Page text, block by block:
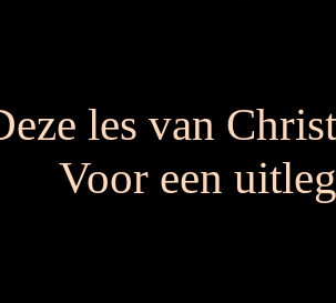
les van
Voor een